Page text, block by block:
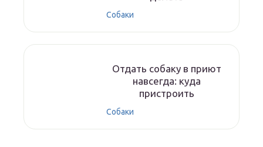
Собаки
Отдать собаку в приют
навсегда: куда
пристроить
Собаки